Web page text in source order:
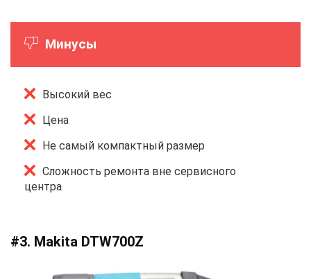
Минусы
Высокий вес
Цена
Не самый компактный размер
Сложность ремонта вне сервисного
центра
#3. Makita DTW700Z